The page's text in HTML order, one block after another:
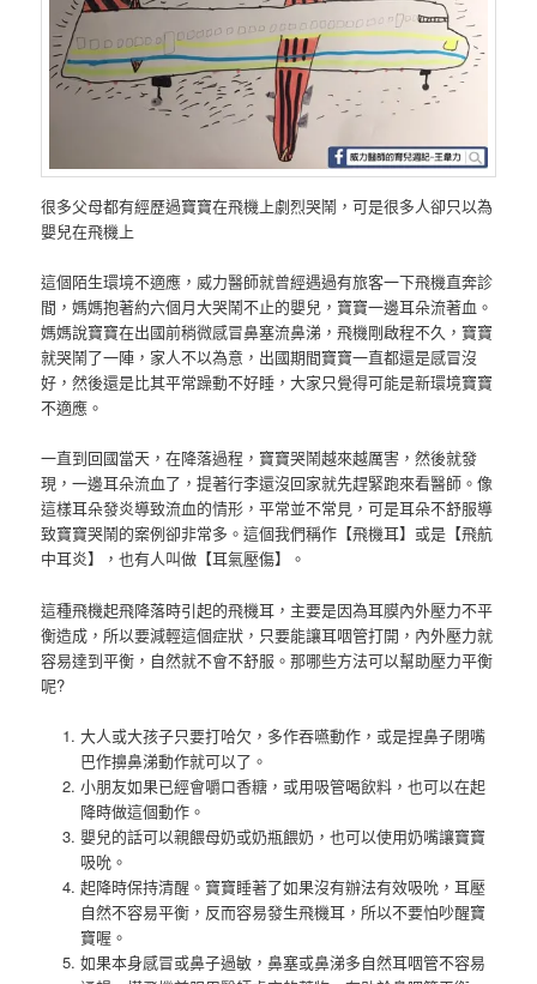
很多父母都有經歷過寶寶在飛機上劇烈哭鬧，可是很多人卻只以為
嬰兒在飛機上
這個陌生環境不適應，威力醫師就曾經遇過有旅客一下飛機直奔診
間，媽媽抱著約六個月大哭鬧不止的嬰兒，寶寶一邊耳朵流著血。
媽媽說寶寶在出國前稍微感冒鼻塞流鼻涕，飛機剛啟程不久，寶寶
就哭鬧了一陣，家人不以為意，出國期間寶寶一直都還是感冒沒
好，然後還是比其平常躁動不好睡，大家只覺得可能是新環境寶寶
不適應。
一直到回國當天，在降落過程，寶寶哭鬧越來越厲害，然後就發
現，一邊耳朵流血了，提著行李還沒回家就先趕緊跑來看醫師。像
這樣耳朵發炎導致流血的情形，平常並不常見，可是耳朵不舒服導
致寶寶哭鬧的案例卻非常多。這個我們稱作【飛機耳】或是【飛航
中耳炎】，也有人叫做【耳氣壓傷】。
這種飛機起飛降落時引起的飛機耳，主要是因為耳膜內外壓力不平
衡造成，所以要減輕這個症狀，只要能讓耳咽管打開，內外壓力就
容易達到平衡，自然就不會不舒服。那哪些方法可以幫助壓力平衡
呢?
大人或大孩子只要打哈欠，多作吞嚥動作，或是捏鼻子閉嘴
巴作擤鼻涕動作就可以了。
小朋友如果已經會嚼口香糖，或用吸管喝飲料，也可以在起
降時做這個動作。
嬰兒的話可以親餵母奶或奶瓶餵奶，也可以使用奶嘴讓寶寶
吸吮。
起降時保持清醒。寶寶睡著了如果沒有辦法有效吸吮，耳壓
自然不容易平衡，反而容易發生飛機耳，所以不要怕吵醒寶
寶喔。
如果本身感冒或鼻子過敏，鼻塞或鼻涕多自然耳咽管不容易